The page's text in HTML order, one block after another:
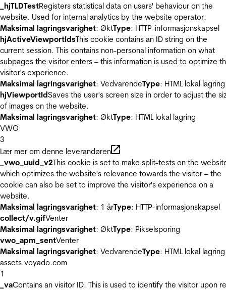
_hjTLDTestRegisters statistical data on users' behaviour on the
website. Used for internal analytics by the website operator.
Maksimal lagringsvarighet: ØktType: HTTP-informasjonskapsel
hjActiveViewportIdsThis cookie contains an ID string on the
current session. This contains non-personal information on what
subpages the visitor enters – this information is used to optimize
visitor's experience.
Maksimal lagringsvarighet: VedvarendeType: HTML lokal lagring
hjViewportIdSaves the user's screen size in order to adjust the
of images on the website.
Maksimal lagringsvarighet: ØktType: HTML lokal lagring
VWO
3
Lær mer om denne leverandøren
_vwo_uuid_v2This cookie is set to make split-tests on the
which optimizes the website's relevance towards the visitor – the
cookie can also be set to improve the visitor's experience on a
website.
Maksimal lagringsvarighet: 1 årType: HTTP-informasjonskapsel
collect/v.gifVenter
Maksimal lagringsvarighet: ØktType: Pikselsporing
vwo_apm_sentVenter
Maksimal lagringsvarighet: VedvarendeType: HTML lokal lagring
assets.voyado.com
1
_vaContains an visitor ID. This is used to identify the visitor upon